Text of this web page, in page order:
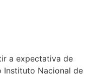
a expectativa de
Instituto Nacional de